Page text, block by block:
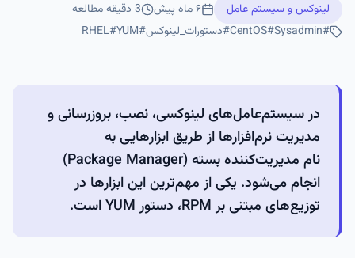
لینوکس و سیستم عامل ۶ ماه پیش 3 دقیقه مطالعه
#
Sysadmin
#
CentOS
#دستورات_لینوکس#
YUM
#
RHEL
در سیستم‌عامل‌های لینوکسی، نصب، بروزرسانی و
مدیریت نرم‌افزارها از طریق ابزارهایی به
نام مدیریت‌کننده بسته (Package Manager)
انجام می‌شود. یکی از مهم‌ترین این ابزارها در
توزیع‌های مبتنی بر RPM، دستور YUM است.